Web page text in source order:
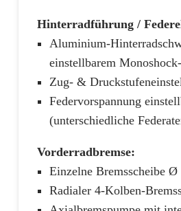
Hinterradführung /
Aluminium-
einstellbarem
Zug- &
Federvorspannung
(unterschiedliche
Vorderradbremse:
Einzelne Bremsscheibe Ø
Radialer 4-Kolben-